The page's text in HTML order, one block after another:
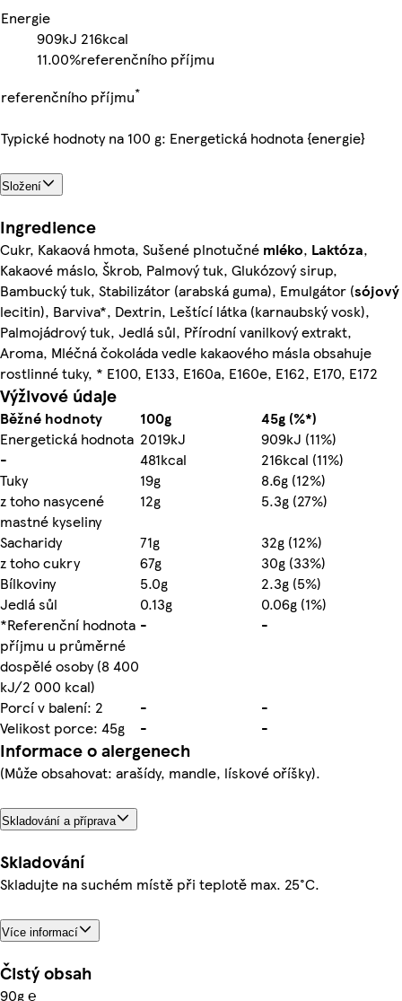
Energie
909kJ 216kcal
11.00%referenčního příjmu
referenčního příjmu*
Typické hodnoty na 100 g: Energetická hodnota {energie}
Složení
Ingredience
Cukr, Kakaová hmota, Sušené plnotučné mléko, Laktóza,
Kakaové máslo, Škrob, Palmový tuk, Glukózový sirup,
Bambucký tuk, Stabilizátor (arabská guma), Emulgátor (sójový
lecitin), Barviva*, Dextrin, Leštící látka (karnaubský vosk),
Palmojádrový tuk, Jedlá sůl, Přírodní vanilkový extrakt,
Aroma, Mléčná čokoláda vedle kakaového másla obsahuje
rostlinné tuky, * E100, E133, E160a, E160e, E162, E170, E172
Výživové údaje
Běžné hodnoty 100g
45g (%*)
Energetická hodnota 2019kJ
909kJ (11%)
-
481kcal
216kcal (11%)
Tuky
19g
8.6g (12%)
z toho nasycené
mastné kyseliny
12g
5.3g (27%)
Sacharidy
71g
32g (12%)
z toho cukry
67g
30g (33%)
Bílkoviny
5.0g
2.3g (5%)
Jedlá sůl
0.13g
0.06g (1%)
*Referenční hodnota
příjmu u průměrné
dospělé osoby (8 400
kJ/2 000 kcal)
- -
Porcí v balení: 2 -
-
Velikost porce: 45g
- -
Informace o alergenech
(Může obsahovat: arašídy, mandle, lískové oříšky).
Skladování a příprava
Skladování
Skladujte na suchém místě při teplotě max. 25°C.
Více informací
Čistý obsah
90g ℮